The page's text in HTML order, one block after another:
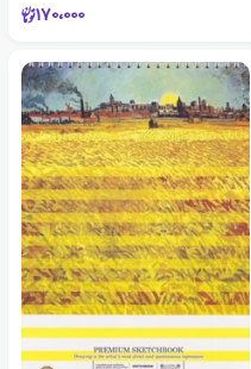
170،000